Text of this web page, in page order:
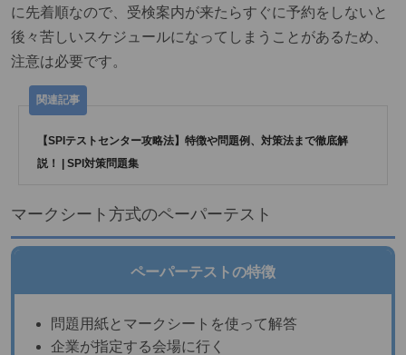
に先着順なので、受検案内が来たらすぐに予約をしないと
後々苦しいスケジュールになってしまうことがあるため、
注意は必要です。
【SPIテストセンター攻略法】特徴や問題例、対策法まで徹底解
説！ | SPI対策問題集
マークシート方式のペーパーテスト
ペーパーテストの特徴
問題用紙とマークシートを使って解答
企業が指定する会場に行く